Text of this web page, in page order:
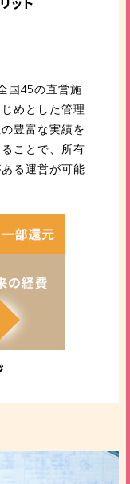
国45の直営施
めとした管理
豊富な実績を
ことで、所有
る運営が可能